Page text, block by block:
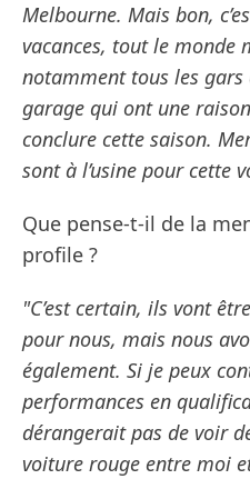
Melbourne. Mais bon,
vacances, tout le monde
notamment tous les
garage qui ont une
conclure cette saison.
sont à l’usine pour cette
Que pense-t-il de la
profile ?
"C’est certain, ils vont
pour nous, mais nous
également. Si je peux
performances en
dérangerait pas de voir
voiture rouge entre moi